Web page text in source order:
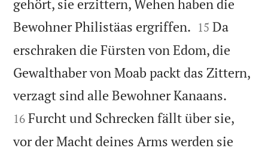
gehört, sie erzittern, Wehen haben die
Bewohner Philistäas ergriffen. 

15 Da
erschraken die Fürsten von Edom, die
Gewalthaber von Moab packt das Zittern,
verzagt sind alle Bewohner Kanaans.
16 Furcht und Schrecken fällt über sie,
vor der Macht deines Arms werden sie